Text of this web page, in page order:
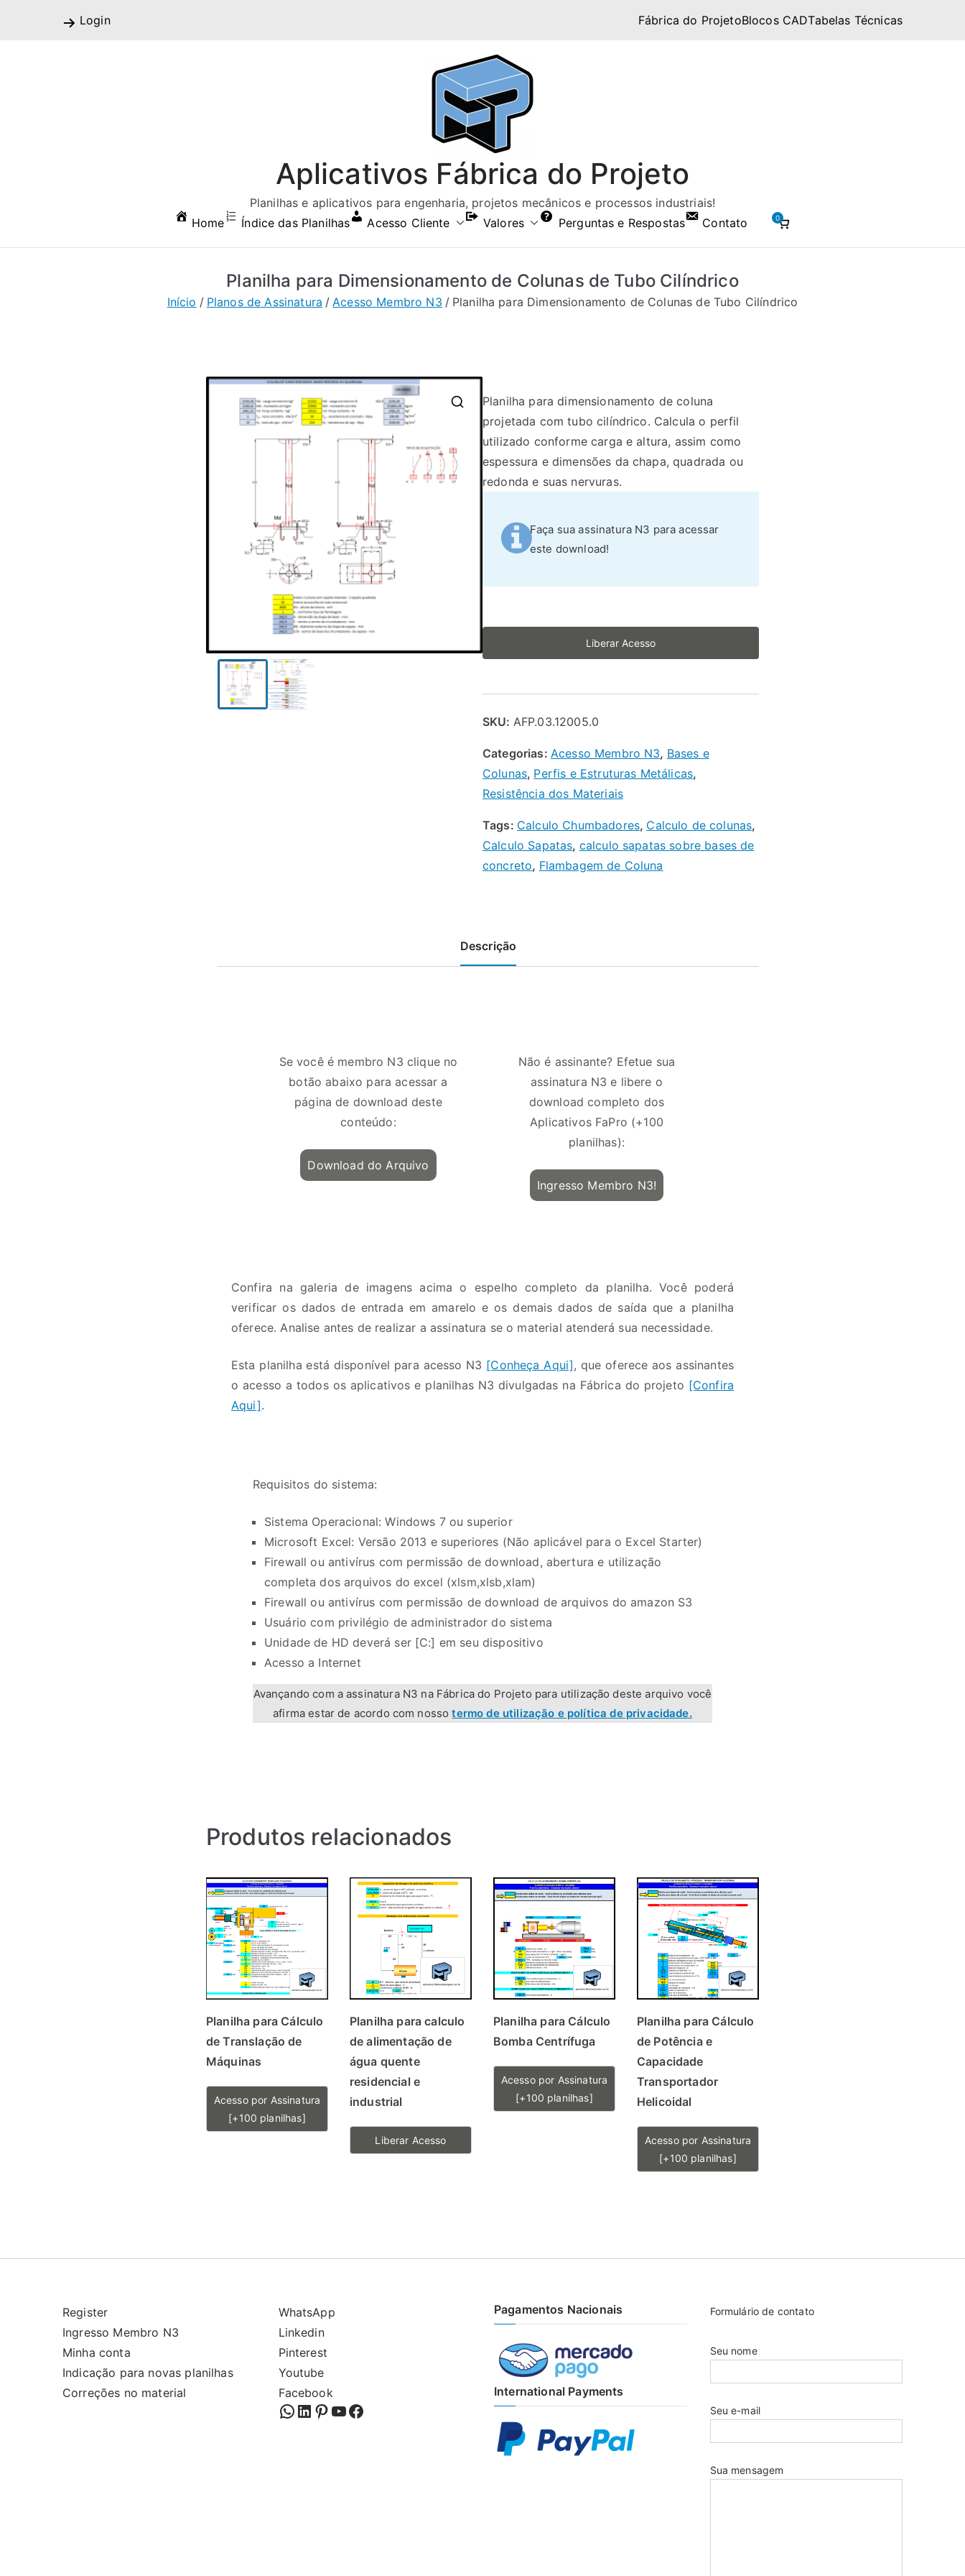
Login Fábrica do ProjetoBlocos CADTabelas Técnicas
Aplicativos Fábrica do Projeto
Planilhas e aplicativos para engenharia, projetos mecânicos e processos industriais!
Home
Índice das Planilhas Acesso Cliente Valores Perguntas e Respostas Contato 0
Planilha para Dimensionamento de Colunas de Tubo Cilíndrico
Início Planos de Assinatura Acesso Membro N3 Planilha para Dimensionamento de Colunas de Tubo Cilíndrico
Planilha para dimensionamento de coluna
projetada com tubo cilíndrico. Calcula o perfil
utilizado conforme carga e altura, assim como
espessura e dimensões da chapa, quadrada ou
redonda e suas nervuras.
Faça sua assinatura N3 para acessar
este download!
Liberar Acesso
SKU: AFP.03.12005.0
Categorias: Acesso Membro N3, Bases e
Colunas, Perfis e Estruturas Metálicas,
Resistência dos Materiais
Tags: Calculo Chumbadores, Calculo de colunas,
Calculo Sapatas, calculo sapatas sobre bases de
concreto, Flambagem de Coluna
Descrição
Se você é membro N3 clique no
botão abaixo para acessar a
página de download deste
conteúdo:
Download do Arquivo
Não é assinante? Efetue sua
assinatura N3 e libere o
download completo dos
Aplicativos FaPro (+100
planilhas):
Ingresso Membro N3!
Confira na galeria de imagens acima o espelho completo da planilha. Você poderá
verificar os dados de entrada em amarelo e os demais dados de saída que a planilha
oferece. Analise antes de realizar a assinatura se o material atenderá sua necessidade.
Esta planilha está disponível para acesso N3 [Conheça Aqui], que oferece aos assinantes
o acesso a todos os aplicativos e planilhas N3 divulgadas na Fábrica do projeto [Confira
Aqui].
Requisitos do sistema:
Sistema Operacional: Windows 7 ou superior
Microsoft Excel: Versão 2013 e superiores (Não aplicável para o Excel Starter)
Firewall ou antivírus com permissão de download, abertura e utilização
completa dos arquivos do excel (xlsm,xlsb,xlam)
Firewall ou antivírus com permissão de download de arquivos do amazon S3
Usuário com privilégio de administrador do sistema
Unidade de HD deverá ser [C:] em seu dispositivo
Acesso a Internet
Avançando com a assinatura N3 na Fábrica do Projeto para utilização deste arquivo você
afirma estar de acordo com nossotermo de utilização e política de privacidade.
Produtos relacionados
Planilha para Cálculo
de Translação de
Máquinas
Acesso por Assinatura
[+100 planilhas]
Planilha para calculo
de alimentação de
água quente
residencial e
industrial
Liberar Acesso
Planilha para Cálculo
Bomba Centrífuga
Acesso por Assinatura
[+100 planilhas]
Planilha para Cálculo
de Potência e
Capacidade
Transportador
Helicoidal
Acesso por Assinatura
[+100 planilhas]
Register
Ingresso Membro N3
Minha conta
Indicação para novas planilhas
Correções no material
WhatsApp
Linkedin
Pinterest
Youtube
Facebook
WhatsApp
LinkedIn
Pinterest
YouTube
Facebook
Pagamentos Nacionais
International Payments
Formulário de contato
Seu nome
Seu e-mail
Sua mensagem